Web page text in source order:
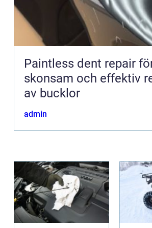
Paintless dent repair
skonsam och effektiv
av bucklor
admin